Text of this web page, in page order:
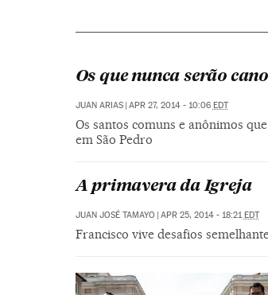
Os que nunca serão
JUAN ARIAS | APR 27, 2014 - 10:06 EDT
Os santos comuns e anônimos
em São Pedro
A primavera da Igreja
JUAN JOSÉ TAMAYO | APR 25, 2014 - 18:21EDT
Francisco vive desafios